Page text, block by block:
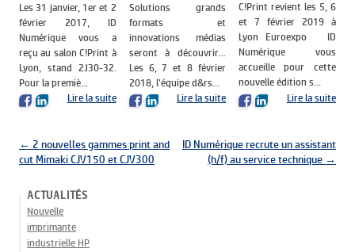
Les 31 janvier, 1er et 2
février 2017, ID
Numérique vous a
reçu au salon C!Print à
Lyon, stand 2J30-32.
Pour la premiè...
Lire la suite
Solutions grands
formats et
innovations médias
seront à découvrir…
Les 6, 7 et 8 février
2018, l’équipe d&rs...
Lire la suite
C!Print revient les 5, 6
et 7 février 2019 à
Lyon Euroexpo ID
Numérique vous
accueille pour cette
nouvelle édition s...
Lire la suite
Navigation des articles
← 2 nouvelles gammes print and
cut Mimaki CJV150 et CJV300
ID Numérique recrute un assistant
(h/f) au service technique →
ACTUALITÉS
Nouvelle
imprimante
industrielle HP